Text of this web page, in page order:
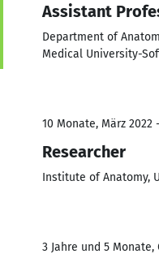
Assistant
Department of
Medical University-
10 Monate, März 2022
Researcher
Institute of Anatomy,
3 Jahre und 5 Monate,